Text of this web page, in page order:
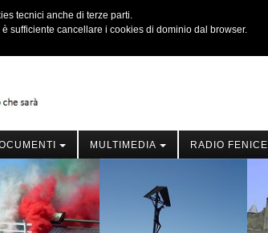
tecnici anche di terze parti.
sufficiente cancellare i cookies di dominio dal browser.
MULTIMEDIA RADIO FENICE